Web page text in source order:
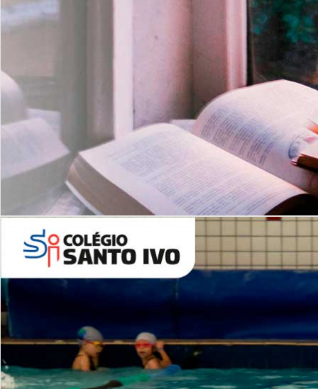
Leituras Literárias
es
Com imersão Bilingue - Anos
Finais
6º AO 9º ANO FUNDAMENTAL
Inglês: Turmas Reduzidas
(Proficiência)
ALUNOS NOVOS
Entre em Contato